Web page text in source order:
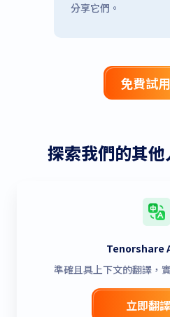
分享它們。
免費試用
探索我們的其
Tenorshare
準確且具上下文的翻譯，
立即翻譯